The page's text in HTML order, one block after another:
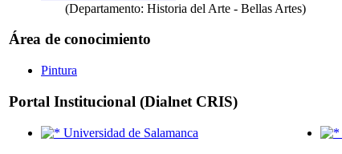
(Departamento: Historia del Arte - Bellas Artes)
Área de conocimiento
Pintura
Portal Institucional (Dialnet CRIS)
Universidad de Salamanca